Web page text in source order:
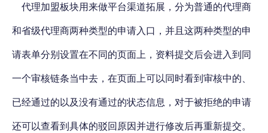
代理加盟板块用来做平台渠道拓展，分为普通的代理商
和省级代理商两种类型的申请入口，并且这两种类型的申
请表单分别设置在不同的页面上，资料提交后会进入到同
一个审核链条当中去，在页面上可以同时看到审核中的、
已经通过的以及没有通过的状态信息，对于被拒绝的申请
还可以查看到具体的驳回原因并进行修改后再重新提交。